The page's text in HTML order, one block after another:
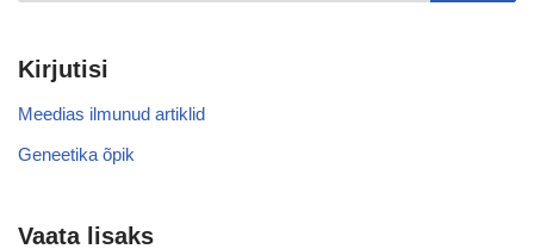
Kirjutisi
Meedias ilmunud artiklid
Geneetika õpik
Vaata lisaks